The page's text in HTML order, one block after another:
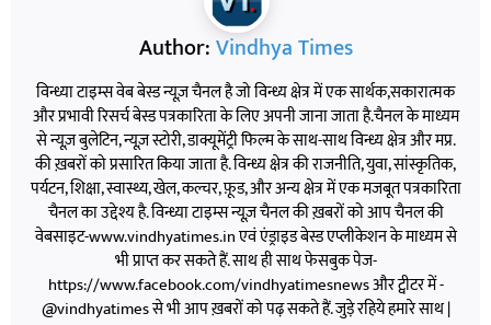
Author:Vindhya Times
विन्ध्या टाइम्स वेब बेस्ड न्यूज़ चैनल है जो विन्ध्य क्षेत्र में एक सार्थक,सकारात्मक
और प्रभावी रिसर्च बेस्ड पत्रकारिता के लिए अपनी जाना जाता है.चैनल के माध्यम
से न्यूज़ बुलेटिन, न्यूज़ स्टोरी, डाक्यूमेंट्री फिल्म के साथ-साथ विन्ध्य क्षेत्र और मप्र.
की ख़बरों को प्रसारित किया जाता है. विन्ध्य क्षेत्र की राजनीति, युवा, सांस्कृतिक,
पर्यटन, शिक्षा, स्वास्थ्य, खेल, कल्चर, फ़ूड, और अन्य क्षेत्र में एक मजबूत पत्रकारिता
चैनल का उद्देश्य है. विन्ध्या टाइम्स न्यूज़ चैनल की ख़बरों को आप चैनल की
वेबसाइट-www.vindhyatimes.in एवं एंड्राइड बेस्ड एप्लीकेशन के माध्यम से
भी प्राप्त कर सकते हैं. साथ ही साथ फेसबुक पेज-
https://www.facebook.com/vindhyatimesnews और ट्वीटर में -
@vindhyatimes से भी आप ख़बरों को पढ़ सकते हैं. जुड़े रहिये हमारे साथ |